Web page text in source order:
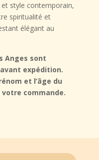
style contemporain,
spiritualité et
élégant au
Anges sont
expédition.
et l’âge du
commande.